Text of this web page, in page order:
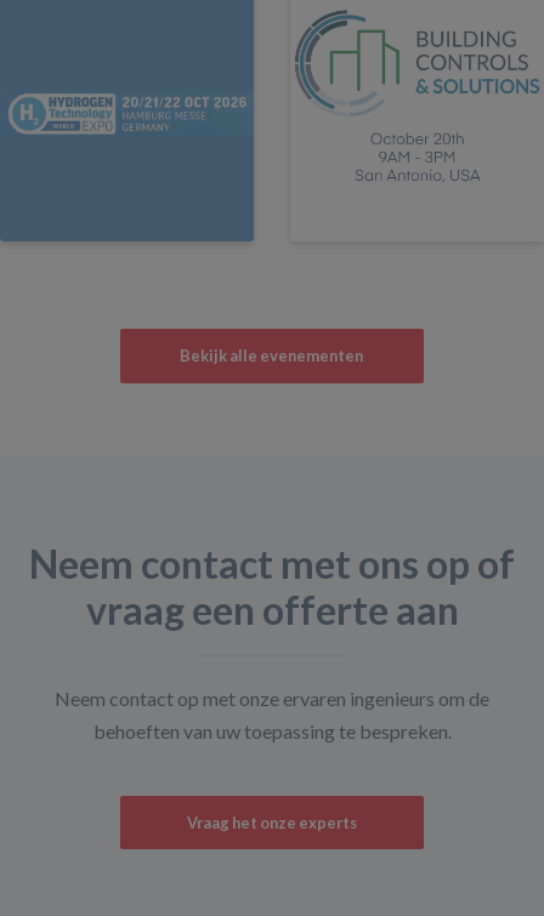
Bekijk alle evenementen
Neem contact met ons op of
vraag een offerte aan
Neem contact op met onze ervaren ingenieurs om de
behoeften van uw toepassing te bespreken.
Vraag het onze experts